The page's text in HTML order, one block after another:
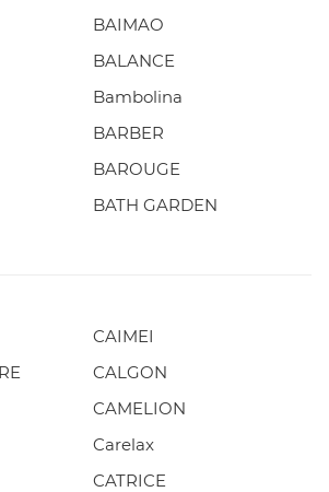
BAIMAO
BALANCE
Bambolina
BARBER
BAROUGE
BATH GARDEN
CAIMEI
CALGON
CAMELION
Carelax
CATRICE